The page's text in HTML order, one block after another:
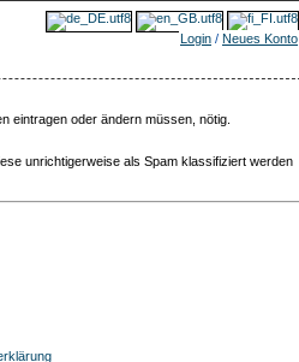
Login / Neues Konto
eintragen oder ändern müssen, nötig.
unrichtigerweise als Spam klassifiziert werden